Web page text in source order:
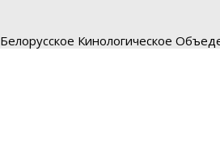
Белорусское Кинологическое